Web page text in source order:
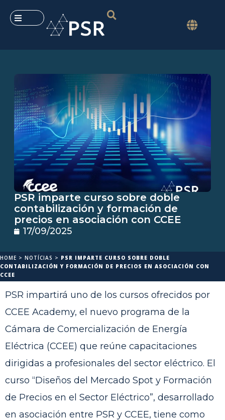
PSR imparte curso sobre doble
contabilización y formación de
precios en asociación con CCEE
17/09/2025
HOME > NOTÍCIAS > PSR IMPARTE CURSO SOBRE DOBLE
CONTABILIZACIÓN Y FORMACIÓN DE PRECIOS EN ASOCIACIÓN CON
CCEE
PSR impartirá uno de los cursos ofrecidos por
CCEE Academy, el nuevo programa de la
Cámara de Comercialización de Energía
Eléctrica (CCEE) que reúne capacitaciones
dirigidas a profesionales del sector eléctrico. El
curso “Diseños del Mercado Spot y Formación
de Precios en el Sector Eléctrico”, desarrollado
en asociación entre PSR y CCEE, tiene como